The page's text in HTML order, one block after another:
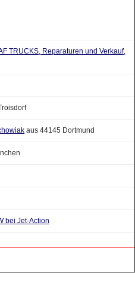
TRUCKS, Reparaturen und Verkauf,
aus 44145 Dortmund
bei Jet-Action